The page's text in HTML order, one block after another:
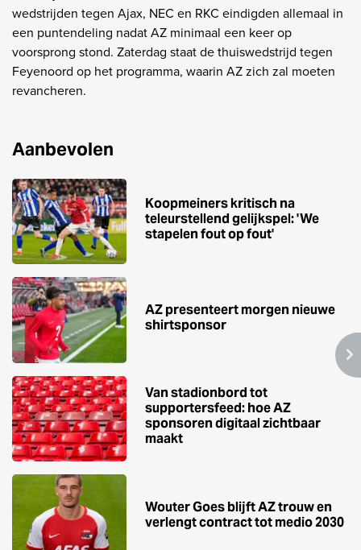
wedstrijden tegen Ajax, NEC en RKC eindigden allemaal in
een puntendeling nadat AZ minimaal een keer op
voorsprong stond. Zaterdag staat de thuiswedstrijd tegen
Feyenoord op het programma, waarin AZ zich zal moeten
revancheren.
Aanbevolen
Koopmeiners kritisch na
teleurstellend gelijkspel: 'We
stapelen fout op fout'
AZ presenteert morgen nieuwe
shirtsponsor
Van stadionbord tot
supportersfeed: hoe AZ
sponsoren digitaal zichtbaar
maakt
Wouter Goes blijft AZ trouw en
verlengt contract tot medio 2030